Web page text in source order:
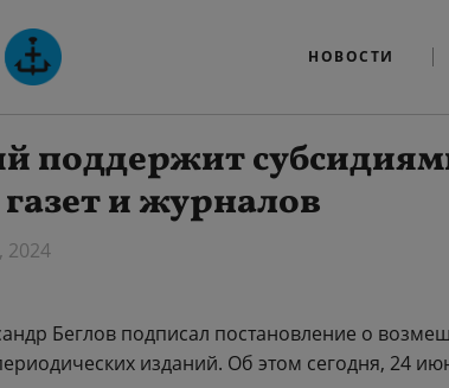
НОВОСТИ
поддержит
и журналов
2024
Беглов подписал постановление о
изданий. Об этом сегодня, 24